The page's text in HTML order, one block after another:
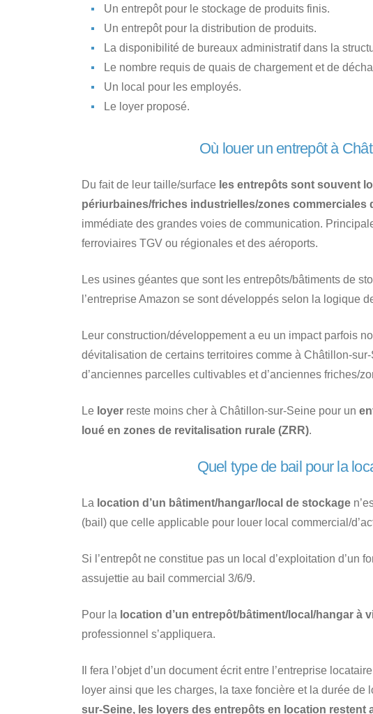
Un entrepôt pour le stockage de produits finis.
Un entrepôt pour la distribution de produits.
La disponibilité de bureaux administratif dans la
Le nombre requis de quais de chargement et de
Un local pour les employés.
Le loyer proposé.
Où louer un entrepôt à
Du fait de leur taille/surface les entrepôts sont souvent
périurbaines/friches industrielles/zones commerciales
immédiate des grandes voies de communication.
ferroviaires TGV ou régionales et des aéroports.
Les usines géantes que sont les entrepôts/bâtiments de
l’entreprise Amazon se sont développés selon la logique
Leur construction/développement a eu un impact parfois
dévitalisation de certains territoires comme à Châtillon-
d’anciennes parcelles cultivables et d’anciennes friches/
Le loyer reste moins cher à Châtillon-sur-Seine pour un
loué en zones de revitalisation rurale (ZRR).
Quel type de bail pour la
La location d’un bâtiment/hangar/local de stockage
(bail) que celle applicable pour louer local commercial/
Si l’entrepôt ne constitue pas un local d’exploitation d’un
assujettie au bail commercial 3/6/9.
Pour la location d’un entrepôt/bâtiment/local/hangar à
professionnel s’appliquera.
Il fera l’objet d’un document écrit entre l’entreprise
loyer ainsi que les charges, la taxe foncière et la durée de
sur-Seine, les loyers des entrepôts en location restent